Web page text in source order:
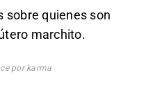
sobre quienes son
marchito.
por karma